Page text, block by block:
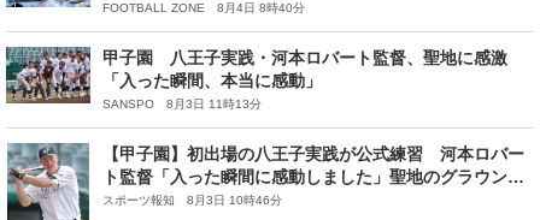
FOOTBALL ZONE 8月4日 8時40分
甲子園 八王子実践・河本ロバート監督、聖地に感激
「入った瞬間、本当に感動」
SANSPO 8月3日 11時13分
【甲子園】初出場の八王子実践が公式練習 河本ロバー
ト監督「入った瞬間に感動しました」聖地のグラウンド
に興奮
スポーツ報知 8月3日 10時46分